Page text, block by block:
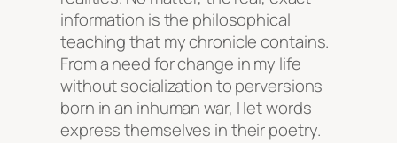
information is the philosophical
teaching that my chronicle contains.
From a need for change in my life
without socialization to perversions
born in an inhuman war, I let words
express themselves in their poetry.